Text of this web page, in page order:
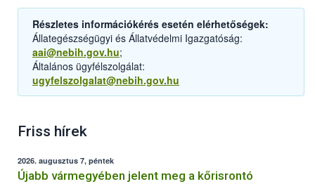
Részletes információkérés esetén elérhetőségek:
Állategészségügyi és Állatvédelmi Igazgatóság:
aai@nebih.gov.hu;
Általános ügyfélszolgálat:
ugyfelszolgalat@nebih.gov.hu
Friss hírek
2026. augusztus 7, péntek
Újabb vármegyében jelent meg a kőrisrontó